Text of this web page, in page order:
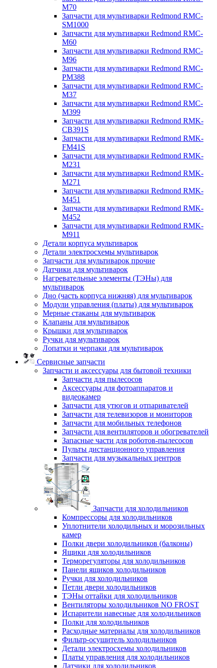
M70
Запчасти для мультиварки Redmond RMC-
SM1000
Запчасти для мультиварки Redmond RMC-
M60
Запчасти для мультиварки Redmond RMC-
M96
Запчасти для мультиварки Redmond RMC-
PM388
Запчасти для мультиварки Redmond RMC-
M37
Запчасти для мультиварки Redmond RMC-
M399
Запчасти для мультиварки Redmond RMK-
CB391S
Запчасти для мультиварки Redmond RMK-
FM41S
Запчасти для мультиварки Redmond RMK-
M231
Запчасти для мультиварки Redmond RMK-
M271
Запчасти для мультиварки Redmond RMK-
M451
Запчасти для мультиварки Redmond RMK-
M452
Запчасти для мультиварки Redmond RMK-
M911
Детали корпуса мультиварок
Детали электросхемы мультиварок
Запчасти для мультиварок прочие
Датчики для мультиварок
Нагревательные элементы (ТЭНы) для
мультиварок
Дно (часть корпуса нижняя) для мультиварок
Модули управления (платы) для мультиварок
Мерные стаканы для мультиварок
Клапаны для мультиварок
Крышки для мультиварок
Ручки для мультиварок
Лопатки и черпаки для мультиварок
Сервисные запчасти
Запчасти и аксессуары для бытовой техники
Запчасти для пылесосов
Аксессуары для фотоаппаратов и
видеокамер
Запчасти для утюгов и отпаривателей
Запчасти для телевизоров и мониторов
Запчасти для мобильных телефонов
Запчасти для вентиляторов и обогревателей
Запасные части для роботов-пылесосов
Пульты дистанционного управления
Запчасти для музыкальных центров
Запчасти для холодильников
Компрессоры для холодильников
Уплотнители холодильных и морозильных
камер
Полки двери холодильников (балконы)
Ящики для холодильников
Терморегуляторы для холодильников
Панели ящиков холодильников
Ручки для холодильников
Петли двери холодильников
ТЭНы оттайки для холодильников
Вентиляторы холодильников NO FROST
Испарители навесные для холодильников
Полки для холодильников
Расходные материалы для холодильников
Фильтр-осушитель холодильников
Детали электросхемы холодильников
Платы управления для холодильников
Датчики для холодильников